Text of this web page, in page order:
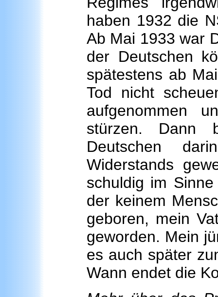
haben 1932 die
Ab Mai 1933 war
der Deutschen
spätestens ab
Tod nicht
aufgenommen
stürzen. Dann
Deutschen
Widerstands
schuldig im
der keinem
geboren, mein
geworden. Mein
es auch später
Wann endet die